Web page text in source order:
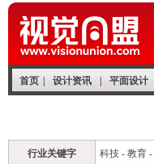
首页 设计资讯 平面设计
行业关键字 科技 - 教育 -